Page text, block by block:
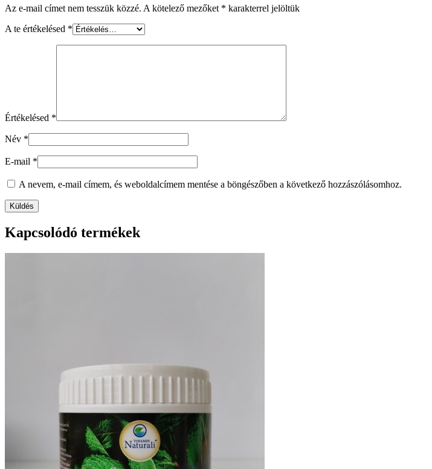
Az e-mail címet nem tesszük közzé. A kötelező mezőket * karakterrel jelöltük
A te értékelésed *
Értékelésed *
Név *
E-mail *
A nevem, e-mail címem, és weboldalcímem mentése a böngészőben a következő hozzászólásomhoz.
Kapcsolódó termékek